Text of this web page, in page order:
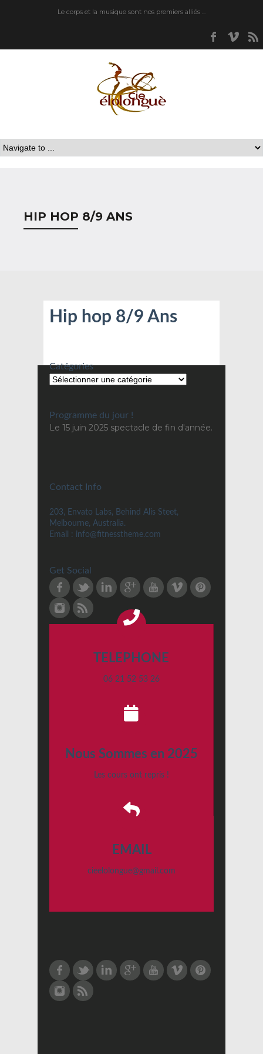
Le corps et la musique sont nos premiers alliés ...
Facebook
HIP HOP 8/9 ANS
Hip hop 8/9 Ans
Catégories
Programme du jour !
Le 15 juin 2025 spectacle de fin d'année.
Contact Info
203, Envato Labs, Behind Alis Steet,
Melbourne, Australia.
Email : info@fitnesstheme.com
Get Social
FacebookTwitterLinkedInGoogle Plus
YoutubeVimeo
Instagram
TELEPHONE
06 21 52 53 26
Nous Sommes en 2025
Les cours ont repris !
EMAIL
cieelolongue@gmail.com
FacebookTwitterLinkedInGoogle Plus
YoutubeVimeo
Instagram